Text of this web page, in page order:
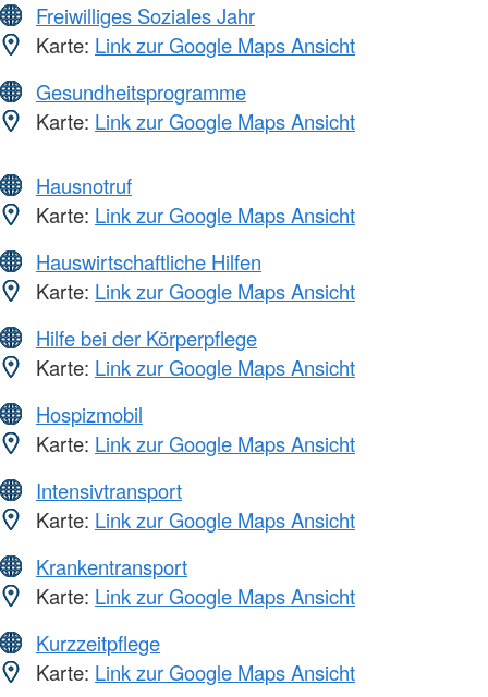
Freiwilliges Soziales Jahr
Karte: Link zur Google Maps Ansicht
Gesundheitsprogramme
Karte: Link zur Google Maps Ansicht
Hausnotruf
Karte: Link zur Google Maps Ansicht
Hauswirtschaftliche Hilfen
Karte: Link zur Google Maps Ansicht
Hilfe bei der Körperpflege
Karte: Link zur Google Maps Ansicht
Hospizmobil
Karte: Link zur Google Maps Ansicht
Intensivtransport
Karte: Link zur Google Maps Ansicht
Krankentransport
Karte: Link zur Google Maps Ansicht
Kurzzeitpflege
Karte: Link zur Google Maps Ansicht